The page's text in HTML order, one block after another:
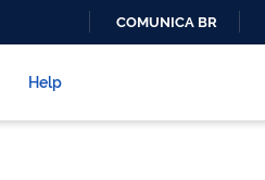
COMUNICA BR
Help